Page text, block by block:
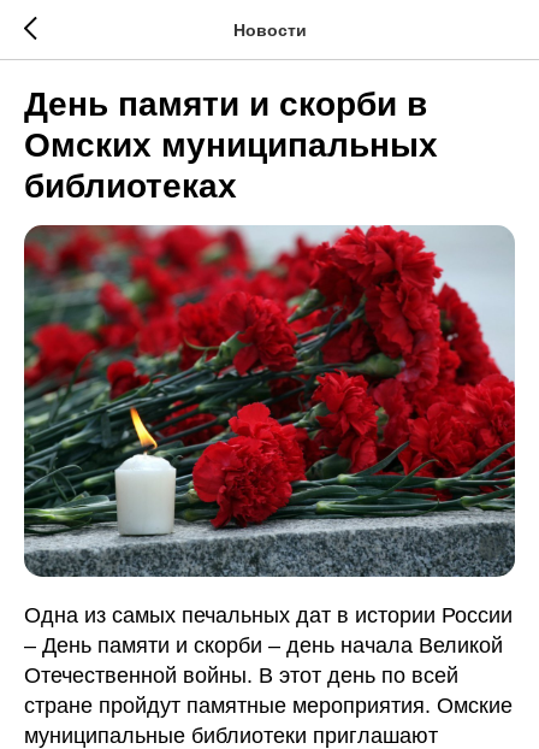
Новости
День памяти и скорби в
Омских муниципальных
библиотеках
Одна из самых печальных дат в истории России
– День памяти и скорби – день начала Великой
Отечественной войны. В этот день по всей
стране пройдут памятные мероприятия. Омские
муниципальные библиотеки приглашают